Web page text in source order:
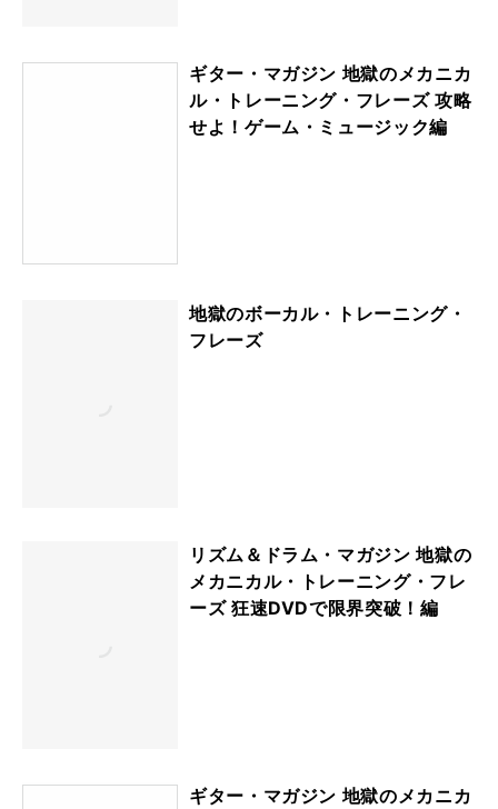
ギター・マガジン 地獄のメカニカ
ル・トレーニング・フレーズ 攻略
せよ！ゲーム・ミュージック編
地獄のボーカル・トレーニング・
フレーズ
リズム＆ドラム・マガジン 地獄の
メカニカル・トレーニング・フレ
ーズ 狂速DVDで限界突破！編
ギター・マガジン 地獄のメカニカ